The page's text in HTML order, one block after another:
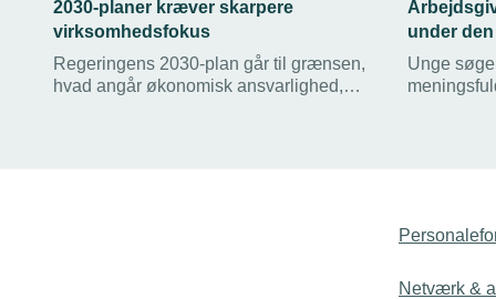
2030-planer kræver skarpere
virksomhedsfokus
Regeringens 2030-plan går til grænsen,
hvad angår økonomisk ansvarlighed,
under
Unge
til
Blik- og
Netværk &